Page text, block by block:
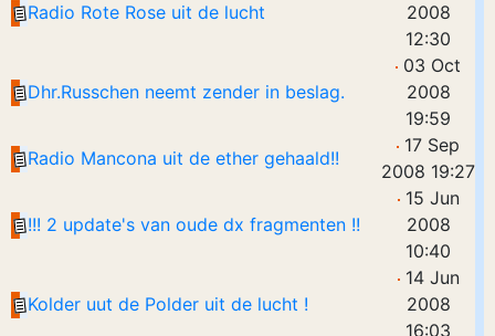
Radio Rote Rose uit de lucht
2008
12:30
Dhr.Russchen neemt zender in beslag.
03 Oct
2008
19:59
Radio Mancona uit de ether gehaald!!
17 Sep
2008 19:27
!!! 2 update's van oude dx fragmenten !!
15 Jun
2008
10:40
Kolder uut de Polder uit de lucht !
14 Jun
2008
16:03